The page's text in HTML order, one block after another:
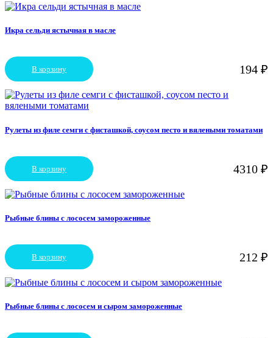
товара.
имеет
вариаций.
выбрать
на
странице
товара.
Икра сельди ястычная в масле
194 ₽
В корзину
Рулеты из филе семги с фисташкой, соусом песто и вялеными томатами
4310 ₽
В корзину
Рыбные блины с лососем замороженные
212 ₽
В корзину
Рыбные блины с лососем и сыром замороженные